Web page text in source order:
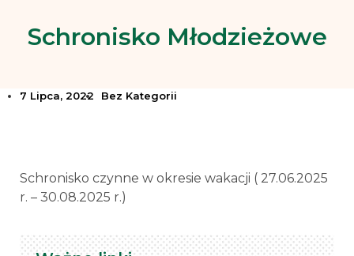
Schronisko Młodzieżowe
7 Lipca, 2022 Bez Kategorii
Schronisko czynne w okresie wakacji ( 27.06.2025
r. – 30.08.2025 r.)